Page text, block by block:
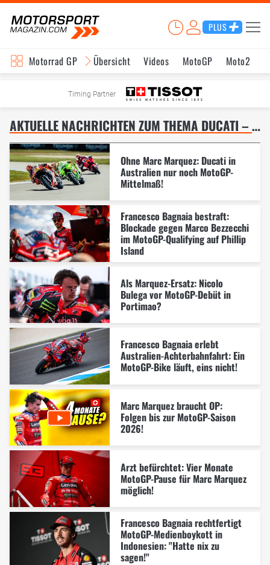
PLUS
Motorrad GP Übersicht Videos MotoGP Moto2
Timing Partner
AKTUELLE NACHRICHTEN ZUM THEMA DUCATI – SEITE 8
Ohne Marc Marquez: Ducati in
Australien nur noch MotoGP-
Mittelmaß!
Francesco Bagnaia bestraft:
Blockade gegen Marco Bezzecchi
im MotoGP-Qualifying auf Phillip
Island
Als Marquez-Ersatz: Nicolo
Bulega vor MotoGP-Debüt in
Portimao?
Francesco Bagnaia erlebt
Australien-Achterbahnfahrt: Ein
MotoGP-Bike läuft, eins nicht!
Marc Marquez braucht OP:
Folgen bis zur MotoGP-Saison
2026!
Arzt befürchtet: Vier Monate
MotoGP-Pause für Marc Marquez
möglich!
Francesco Bagnaia rechtfertigt
MotoGP-Medienboykott in
Indonesien: "Hatte nix zu
sagen!"